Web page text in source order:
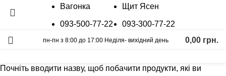
Вагонка
093-500-77-22
Щит Ясен
093-300-77-22
пн-пн з 8:00 до 17:00 Неділя- вихідний день 0,00 грн.
Розпродано
Почніть вводити назву, щоб побачити продукти, які ви